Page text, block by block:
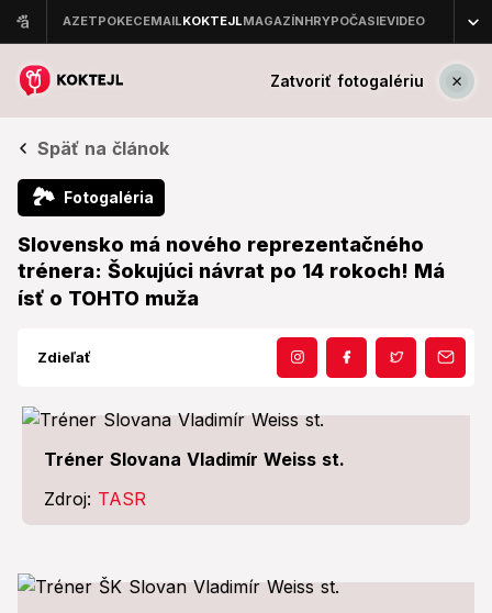
Zatvoriť fotogalériu
Späť na článok
🏞 Fotogaléria
Slovensko má nového reprezentačného
trénera: Šokujúci návrat po 14 rokoch! Má
ísť o TOHTO muža
Zdieľať
Tréner Slovana Vladimír Weiss st.
Zdroj: TASR